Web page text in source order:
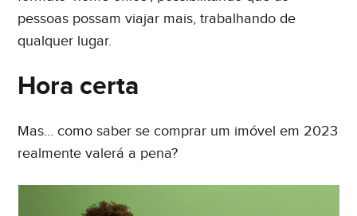
pessoas possam viajar mais, trabalhando de
qualquer lugar.
Hora certa
Mas… como saber se comprar um imóvel em 2023
realmente valerá a pena?